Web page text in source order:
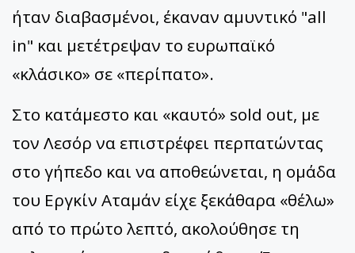
ήταν διαβασμένοι, έκαναν αμυντικό "all
in" και μετέτρεψαν το ευρωπαϊκό
«κλάσικο» σε «περίπατο».
Στο κατάμεστο και «καυτό» sold out, με
τον Λεσόρ να επιστρέφει περπατώντας
στο γήπεδο και να αποθεώνεται, η ομάδα
του Εργκίν Αταμάν είχε ξεκάθαρα «θέλω»
από το πρώτο λεπτό, ακολούθησε τη